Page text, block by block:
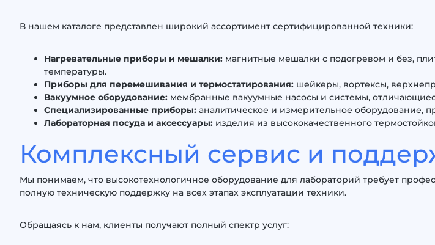
В нашем каталоге представлен широкий ассортимент сертифицированной техники:
Нагревательные приборы и мешалки: магнитные мешалки с подогревом и без,
температуры.
Приборы для перемешивания и термостатирования: шейкеры, вортексы,
Вакуумное оборудование: мембранные вакуумные насосы и системы,
Специализированные приборы: аналитическое и измерительное оборудование,
Лабораторная посуда и аксессуары: изделия из высококачественного
Комплексный сервис и
Мы понимаем, что высокотехнологичное оборудование для лабораторий требует
полную техническую поддержку на всех этапах эксплуатации техники.
Обращаясь к нам, клиенты получают полный спектр услуг: